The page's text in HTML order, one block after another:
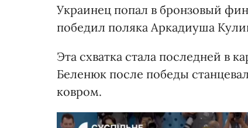
Украинец попал в бронзовый
победил поляка Аркадиуша
Эта схватка стала последней в
Беленюк после победы
ковром.